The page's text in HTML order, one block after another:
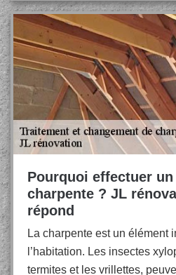
Pourquoi effectuer
charpente ? JL
répond
La charpente est un élément
l’habitation. Les insectes
termites et les vrillettes,